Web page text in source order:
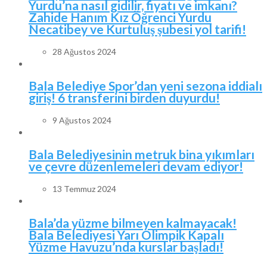
Yurdu’na nasıl gidilir, fiyatı ve imkanı?
Zahide Hanım Kız Öğrenci Yurdu
Necatibey ve Kurtuluş şubesi yol tarifi!
28 Ağustos 2024
Bala Belediye Spor’dan yeni sezona iddialı
giriş! 6 transferini birden duyurdu!
9 Ağustos 2024
Bala Belediyesinin metruk bina yıkımları
ve çevre düzenlemeleri devam ediyor!
13 Temmuz 2024
Bala’da yüzme bilmeyen kalmayacak!
Bala Belediyesi Yarı Olimpik Kapalı
Yüzme Havuzu’nda kurslar başladı!